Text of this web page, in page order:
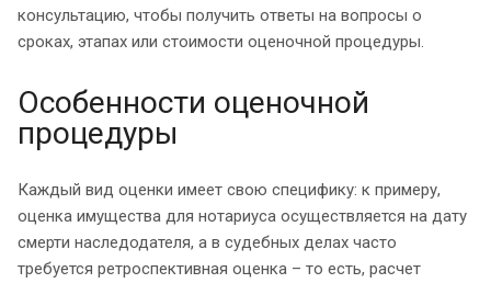
консультацию, чтобы получить ответы на вопросы о
сроках, этапах или стоимости оценочной процедуры.
Особенности оценочной
процедуры
Каждый вид оценки имеет свою специфику: к примеру,
оценка имущества для нотариуса осуществляется на дату
смерти наследодателя, а в судебных делах часто
требуется ретроспективная оценка – то есть, расчет